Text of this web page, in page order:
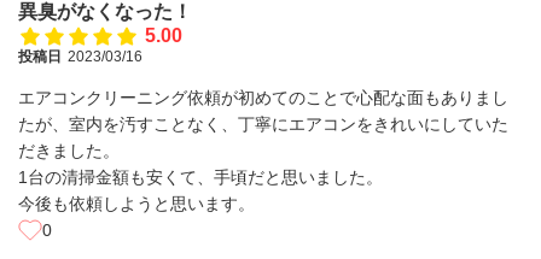
異臭がなくなった！
5.00
投稿日 2023/03/16
エアコンクリーニング依頼が初めてのことで心配な面もありまし
たが、室内を汚すことなく、丁寧にエアコンをきれいにしていた
だきました。
1台の清掃金額も安くて、手頃だと思いました。
今後も依頼しようと思います。
0